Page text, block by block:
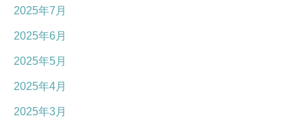
2025年7月
2025年6月
2025年5月
2025年4月
2025年3月